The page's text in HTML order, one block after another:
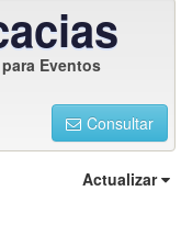
Eventos
Consultar
Actualizar